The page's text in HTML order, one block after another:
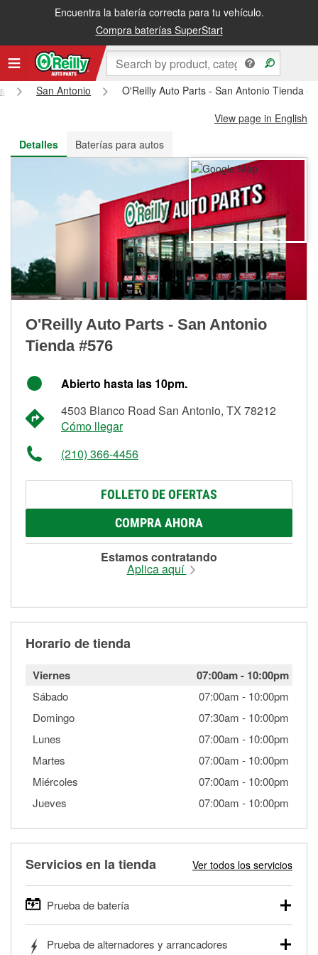
Encuentra la batería correcta para tu vehículo.
Compra baterías SuperStart
Recibe tu orden gratis al día siguiente o recógela en la tienda
San Antonio
O'Reilly Auto Parts - San Antonio Tienda
View page in English
Detalles
Baterías para autos
O'Reilly Auto Parts - San Antonio
Tienda #576
Abierto hasta las 10pm.
4503 Blanco Road San Antonio, TX 78212
Cómo llegar
(210) 366-4456
FOLLETO DE OFERTAS
COMPRA AHORA
Estamos contratando
Aplica aquí
Horario de tienda
Viernes 07:00am- 10:00pm
Sábado 07:00am - 10:00pm
Domingo
07:30am - 10:00pm
Lunes
07:00am - 10:00pm
Martes
07:00am - 10:00pm
Miércoles
07:00am - 10:00pm
Jueves
07:00am - 10:00pm
Servicios en la tienda Ver todos los servicios
Prueba de batería
autos, camionetas, SUVs, vehículos comerciales y
Prueba de alternadores y arrancadores